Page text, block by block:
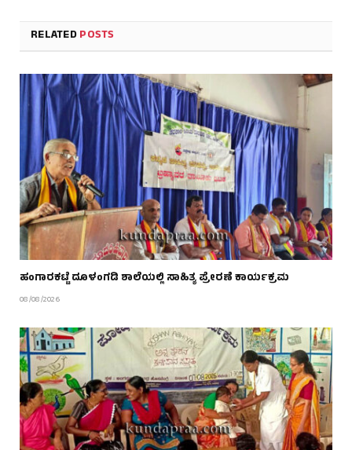
RELATEDPOSTS
ಹಂಗಾರಕಟ್ಟೆ ದೂಳಂಗಡಿ ಶಾಲೆಯಲ್ಲಿ ಸಾಹಿತ್ಯ ಪ್ರೇರಣೆ ಕಾರ್ಯಕ್ರಮ
08/08/2026